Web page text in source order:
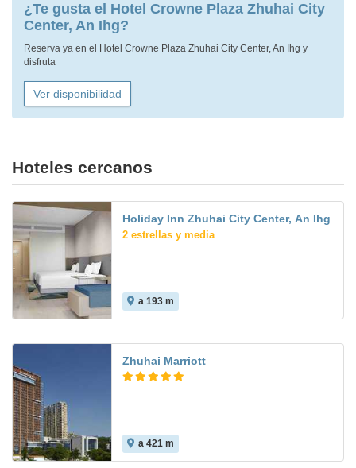
¿Te gusta el Hotel Crowne Plaza Zhuhai City
Center, An Ihg?
Reserva ya en el Hotel Crowne Plaza Zhuhai City Center, An Ihg y
disfruta
Ver disponibilidad
Hoteles cercanos
Holiday Inn Zhuhai City Center, An Ihg
2 estrellas y media
a 193 m
Zhuhai Marriott
a 421 m